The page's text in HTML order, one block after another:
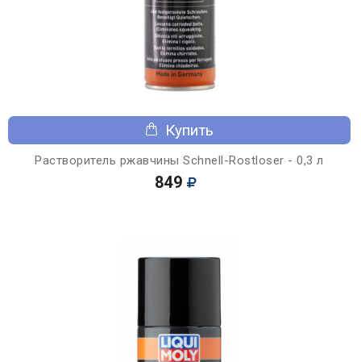
Купить
Растворитель ржавчины Schnell-Rostloser - 0,3 л
849